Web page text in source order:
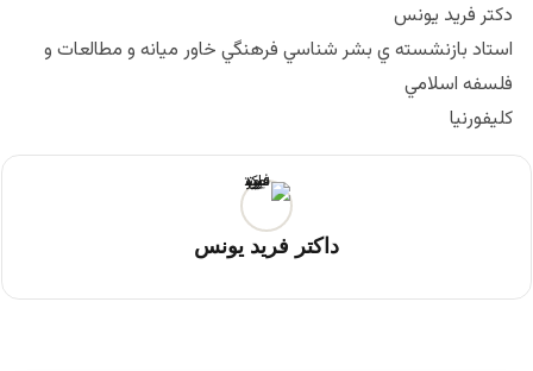
دكتر فريد يونس
استاد بازنشسته ي بشر شناسي فرهنگي خاور ميانه و مطالعات و
فلسفه اسلامي
كليفورنيا
داکتر فرید یونس